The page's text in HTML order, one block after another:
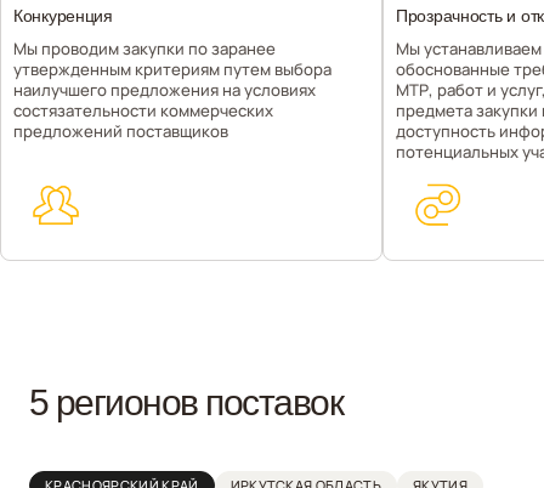
Конкуренция
Мы проводим закупки по заранее
утвержденным критериям путем выбора
наилучшего предложения на условиях
состязательности коммерческих
предложений поставщиков
Прозрачность и
Мы
обоснованные
МТР, работ и
предмета
доступность
потенциальных
5 регионов поставок